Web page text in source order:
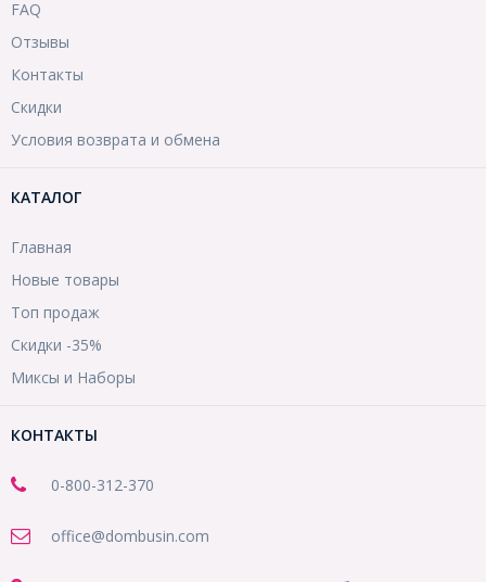
FAQ
Отзывы
Контакты
Скидки
Условия возврата и обмена
КАТАЛОГ
Главная
Новые товары
Топ продаж
Скидки -35%
Миксы и Наборы
КОНТАКТЫ
0-800-312-370
office@dombusin.com